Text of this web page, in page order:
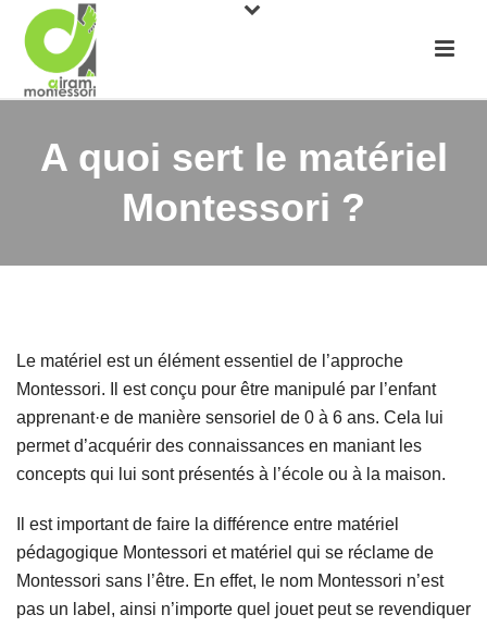
A quoi sert le matériel
Montessori ?
Le matériel est un élément essentiel de l’approche
Montessori. Il est conçu pour être manipulé par l’enfant
apprenant·e de manière sensoriel de 0 à 6 ans. Cela lui
permet d’acquérir des connaissances en maniant les
concepts qui lui sont présentés à l’école ou à la maison.
Il est important de faire la différence entre matériel
pédagogique Montessori et matériel qui se réclame de
Montessori sans l’être. En effet, le nom Montessori n’est
pas un label, ainsi n’importe quel jouet peut se revendiquer